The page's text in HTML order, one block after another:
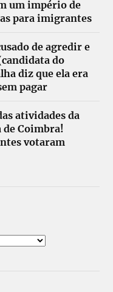
um império de
para imigrantes
de agredir e
do
diz que ela era
pagar
atividades da
de Coimbra!
votaram